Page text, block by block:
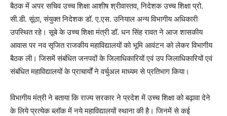
बैठक में अपर सचिव उच्च शिक्षा आशीष श्रीवास्तव, निदेशक उच्च शिक्षा प्रो.
सी.डी. सूंठा, संयुक्त निदेशक डॉ. ए.एस. उनियाल अन्य विभागीय अधिकारी
उपस्थित रहे। सूबे के उच्च शिक्षा मंत्री डॉ. धन सिंह रावत ने आज शासकीय
आवास पर नव सृजित राजकीय महाविद्यालयों को भूमि आवंटन को लेकर विभागीय
बैठक ली। जिसमें संबंधित जनपदों के जिलाधिकारियों एवं उप जिलाधिकारियों एवं
संबंधित महाविद्यालयों के प्राचार्यों ने वर्चुअल माध्यम से प्रतिभाग किया।
विभागीय मंत्री ने बताया कि राज्य सरकार ने प्रदेश में उच्च शिक्षा को बढ़ावा देने
के लिये प्रत्येक ब्लॉक में नये महाविद्यालयों स्थाना की है। जिनमें से कई